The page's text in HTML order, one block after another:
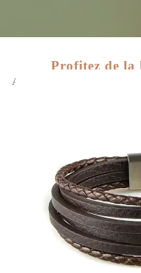
Profitez de
Accueil
Zoom